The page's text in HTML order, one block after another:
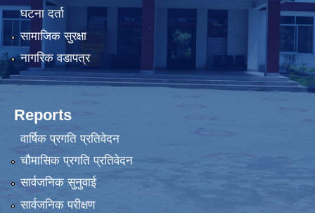
घटना दर्ता
सामाजिक सुरक्षा
नागरिक वडापत्र
Reports
वार्षिक प्रगति प्रतिवेदन
चौमासिक प्रगति प्रतिवेदन
सार्वजनिक सुनुवाई
सार्वजनिक परीक्षण